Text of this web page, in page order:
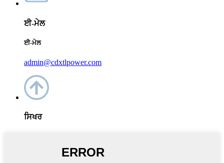
ਈ-ਮੇਲ
ਈ-ਮੇਲ
admin@cdxtlpower.com
ਸਿਖਰ